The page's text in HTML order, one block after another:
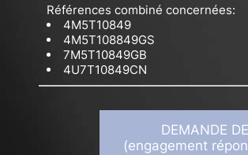
Références combiné concernées:
4M5T10849
4M5T108849GS
7M5T10849GB
4U7T10849CN
DEMANDE
(engagement